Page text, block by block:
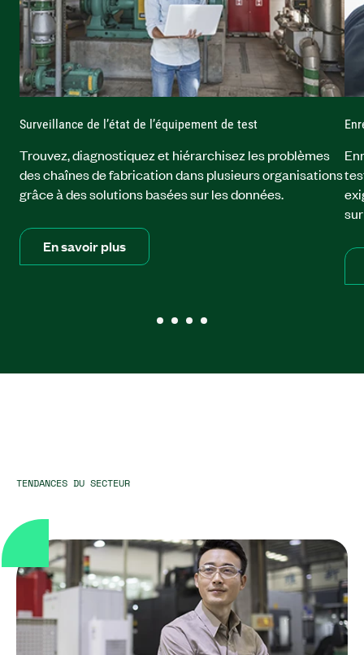
Surveillance de l’état de l’équipement de test
Trouvez, diagnostiquez et hiérarchisez les problèmes
des chaînes de fabrication dans plusieurs organisations
grâce à des solutions basées sur les données.
En savoir plus
TENDANCES DU SECTEUR